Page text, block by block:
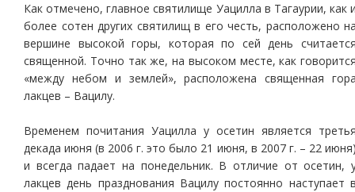
Как отмечено, главное святилище Уацилла в Тагаурии, как
более сотен других святилищ в его честь, расположено
вершине высокой горы, которая по сей день
священной. Точно так же, на высоком месте, как
«между небом и землей», расположена священная
лакцев – Вацилу.
Временем почитания Уацилла у осетин является
декада июня (в 2006 г. это было 21 июня, в 2007 г. – 22
и всегда падает на понедельник. В отличие от осетин,
лакцев день празднования Вацилу постоянно наступает